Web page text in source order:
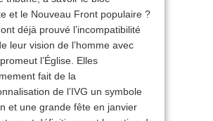
et le Nouveau Front populaire ?
déjà prouvé l’incompatibilité
leur vision de l’homme avec
l’Église. Elles
fait de la
de l’IVG un symbole
et une grande fête en janvier